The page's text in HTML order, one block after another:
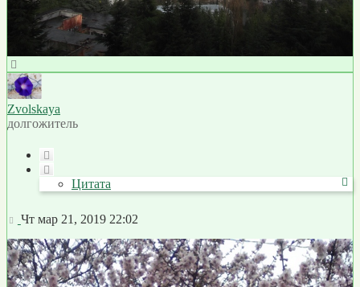
к
началу
Zvolskaya
долгожитель
Цитата
Сообщение
Чт мар 21, 2019 22:02